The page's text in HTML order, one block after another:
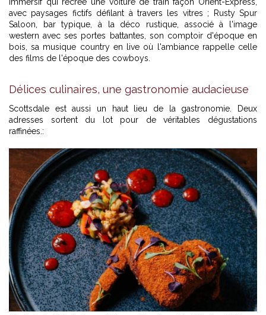
immersif qui recrée une voiture de train façon Orient-Express,
avec paysages fictifs défilant à travers les vitres ; Rusty Spur
Saloon, bar typique, à la déco rustique, associé à l'image
western avec ses portes battantes, son comptoir d'époque en
bois, sa musique country en live où l'ambiance rappelle celle
des films de l'époque des cowboys.
Délices culinaires, une gastronomie audacieuse
Scottsdale est aussi un haut lieu de la gastronomie. Deux
adresses sortent du lot pour de véritables dégustations
raffinées.: